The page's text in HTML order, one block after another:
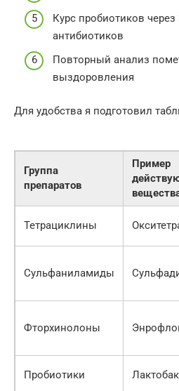
Курс пробиотиков
антибиотиков
Повторный анализ
выздоровления
Для удобства я подготовил
Группа
препаратов
Пример
Тетрациклины
Сульфаниламиды
Фторхинолоны
Пробиотики